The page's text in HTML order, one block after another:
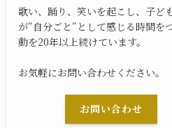
歌い、踊り、笑いを起こし、子ど
が”自分ごと”として感じる時間を
動を20年以上続けています。
お気軽にお問い合わせください。
お問い合わせ